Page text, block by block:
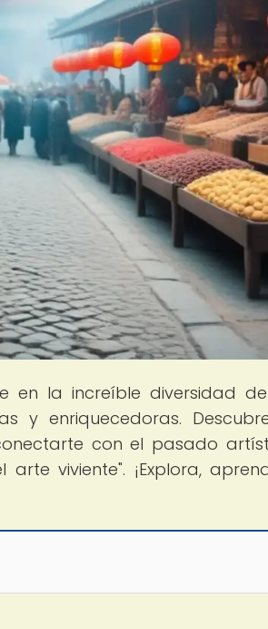
en la increíble diversidad
y enriquecedoras.
con el pasado
viviente". ¡Explora,